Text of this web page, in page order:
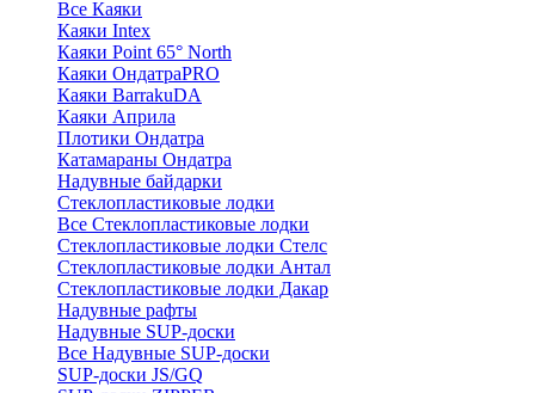
Все Каяки
Каяки Intex
Каяки Point 65° North
Каяки ОндатраPRO
Каяки BarrakuDA
Каяки Априла
Плотики Ондатра
Катамараны Ондатра
Надувные байдарки
Стеклопластиковые лодки
Все Стеклопластиковые лодки
Стеклопластиковые лодки Стелс
Стеклопластиковые лодки Антал
Стеклопластиковые лодки Дакар
Надувные рафты
Надувные SUP-доски
Все Надувные SUP-доски
SUP-доски JS/GQ